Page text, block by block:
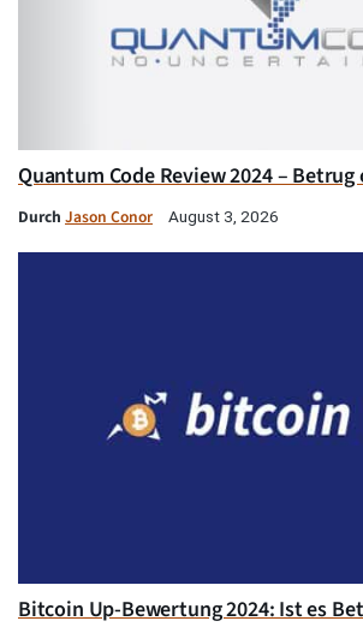
Quantum Code Review 2024 –
Durch Jason Conor August 3, 2026
Bitcoin Up-Bewertung 2024: Ist es